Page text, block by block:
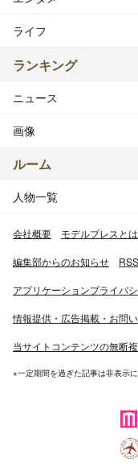
ライフ
ランキング
ニュース
画像
ルーム
人物一覧
会社概要 モデルプレスとは
編集部からのお知らせ
アプリケーションプライバ
情報提供・広告掲載・お問
当サイトコンテンツの無断
※一定期間を過ぎた記事は非表示